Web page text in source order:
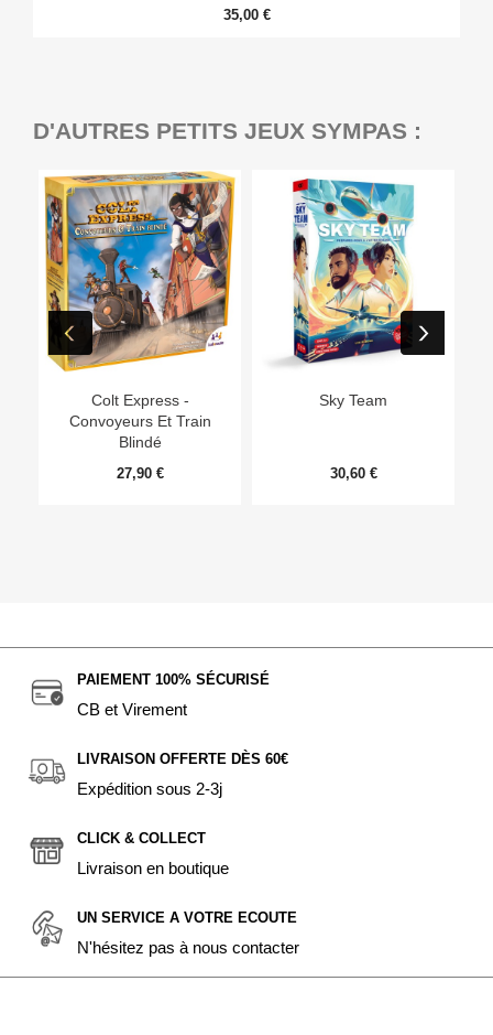
35,00 €
D'AUTRES PETITS JEUX SYMPAS :
Colt Express -
Convoyeurs Et Train
Blindé
27,90 €
Sky Team
30,60 €
PAIEMENT 100% SÉCURISÉ
CB et Virement
LIVRAISON OFFERTE DÈS 60€
Expédition sous 2-3j
CLICK & COLLECT
Livraison en boutique
UN SERVICE A VOTRE ECOUTE
N'hésitez pas à nous contacter